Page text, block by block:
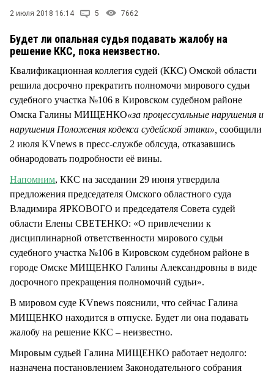
2 июля 2018 16:14 5 7662
Будет ли опальная судья подавать жалобу на
решение ККС, пока неизвестно.
Квалификационная коллегия судей (ККС) Омской области
решила досрочно прекратить полномочи мирового судьи
судебного участка №106 в Кировском судебном районе
Омска Галины МИЩЕНКО«за процессуальные нарушения и
нарушения Положения кодекса судейской этики», сообщили
2 июля KVnews в пресс-службе облсуда, отказавшись
обнародовать подробности её вины.
Напомним, ККС на заседании 29 июня утвердила
предложения председателя Омского областного суда
Владимира ЯРКОВОГО и председателя Совета судей
области Елены СВЕТЕНКО: «О привлечении к
дисциплинарной ответственности мирового судьи
судебного участка №106 в Кировском судебном районе в
городе Омске МИЩЕНКО Галины Александровны в виде
досрочного прекращения полномочий судьи».
В мировом суде KVnews пояснили, что сейчас Галина
МИЩЕНКО находится в отпуске. Будет ли она подавать
жалобу на решение ККС – неизвестно.
Мировым судьей Галина МИЩЕНКО работает недолго:
назначена постановлением Законодательного собрания